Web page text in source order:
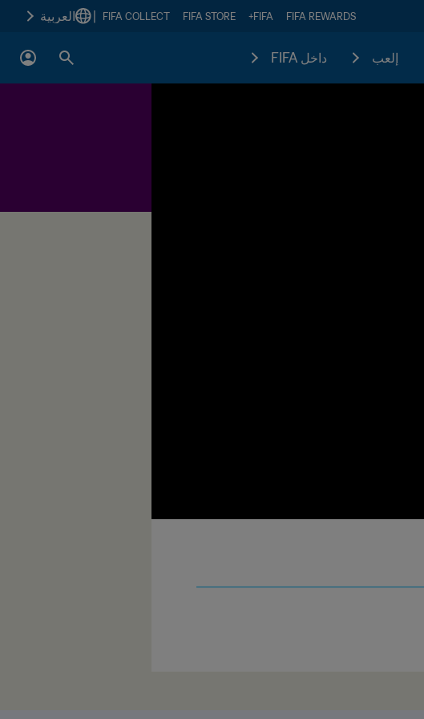
FIFA REWARDS
FIFA+
FIFA STORE
FIFA COLLECT العربية
إلعب داخل FIFA